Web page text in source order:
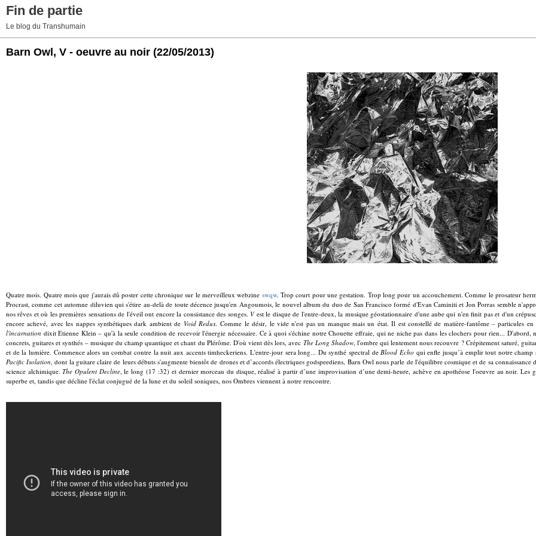
Fin de partie
Le blog du Transhumain
Barn Owl, V - oeuvre au noir (22/05/2013)
Quatre mois. Quatre mois que j'aurais dû poster cette chronique sur le merveilleux webzine swqw. Trop court pour une gestation. Trop long pour un accouchement. Comme le prosateur
Procrast, comme cet automne diluvien qui s'étire au-delà de toute décence jusqu'en Angoumois, le nouvel album du duo de San Francisco formé d'Evan Caminiti et Jon Porras semble
nos rêves et où les premières sensations de l'éveil ont encore la consistance des songes. V est le disque de l'entre-deux, la musique géostationnaire d'une aube qui n'en finit pas et d'un
encore achevé, avec les nappes synthétiques dark ambient de Void Redux. Comme le désir, le vide n'est pas un manque mais un état. Il est constellé de matière-fantôme – particules
l'incarnation dixit Etienne Klein – qu'à la seule condition de recevoir l'énergie nécessaire. Ce à quoi s'échine notre Chouette effraie, qui ne niche pas dans les clochers pour rien...
concrets, guitares et synthés – musique du champ quantique et chant du Plérôme. D'où vient dès lors, avec The Long Shadow, l'ombre qui lentement nous recouvre ? Crépitement saturé,
et de la lumière. Commence alors un combat contre la nuit aux accents timheckeriens. L'entre-jour sera long... Du synthé spectral deBlood Echo qui enfle jusqu’à emplir tout notre champ
Pacific Isolation, dont la guitare claire de leurs débuts s'augmente bientôt de drones et d’accords électriques godspeediens, Barn Owl nous parle de l'équilibre cosmique et de sa
science alchimique.The Opulent Decline, le long (17 :32) et dernier morceau du disque, réalisé à partir d’une improvisation d’une demi-heure, achève en apothéose l'oeuvre au noir. Les
superbe et, tandis que décline l'éclat conjugué de la lune et du soleil soniques, nos Ombres viennent à notre rencontre.